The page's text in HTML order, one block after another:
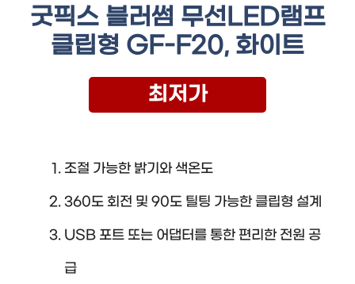
굿픽스 블러썸 무선LED램프
클립형 GF-F20, 화이트
최저가
조절 가능한 밝기와 색온도
360도 회전 및 90도 틸팅 가능한 클립형 설계
USB 포트 또는 어댑터를 통한 편리한 전원 공
급